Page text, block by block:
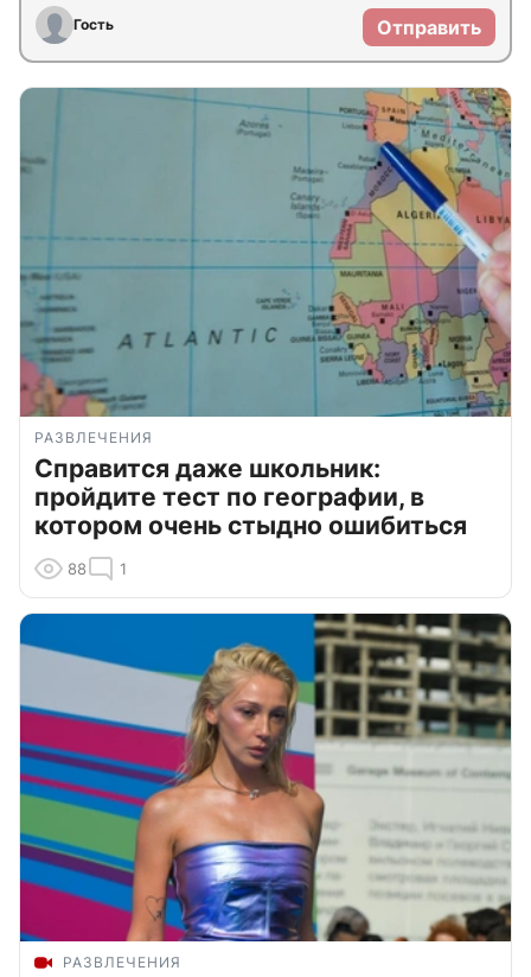
Гость Отправить
РАЗВЛЕЧЕНИЯ
Справится даже школьник:
пройдите тест по географии, в
котором очень стыдно ошибиться
88 1
РАЗВЛЕЧЕНИЯ